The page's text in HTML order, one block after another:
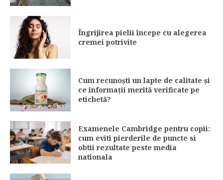
Îngrijirea pielii începe cu alegerea
cremei potrivite
Cum recunoști un lapte de calitate și
ce informații merită verificate pe
etichetă?
Examenele Cambridge pentru copii:
cum eviti pierderile de puncte si
obtii rezultate peste media
nationala